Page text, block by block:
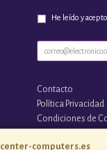
computers.es
He leído y
Contacto
Política Privacidad
Condiciones de